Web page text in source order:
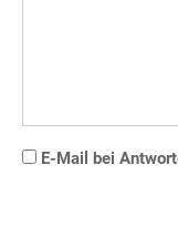
E-Mail bei